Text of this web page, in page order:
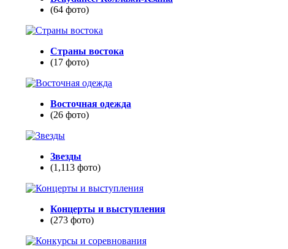
(64 фото)
Страны востока
(17 фото)
Восточная одежда
(26 фото)
Звезды
(1,113 фото)
Концерты и выступления
(273 фото)